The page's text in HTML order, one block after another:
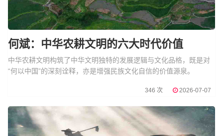
何斌：中华农耕文明的六大时代价值
中华农耕文明构筑了中华文明独特的发展逻辑与文化品格，既是对
“何以中国”的深刻诠释，亦是增强民族文化自信的价值源泉。
346 次 2026-07-07